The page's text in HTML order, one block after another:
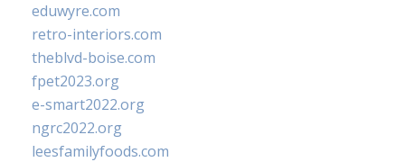
eduwyre.com
retro-interiors.com
theblvd-boise.com
fpet2023.org
e-smart2022.org
ngrc2022.org
leesfamilyfoods.com